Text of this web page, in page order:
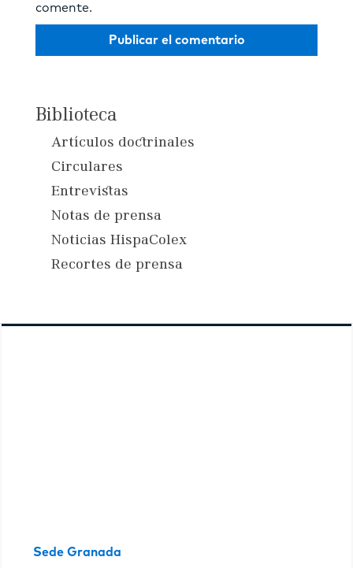
comente.
Biblioteca
Artículos doctrinales
Circulares
Entrevistas
Notas de prensa
Noticias HispaColex
Recortes de prensa
Sede Granada